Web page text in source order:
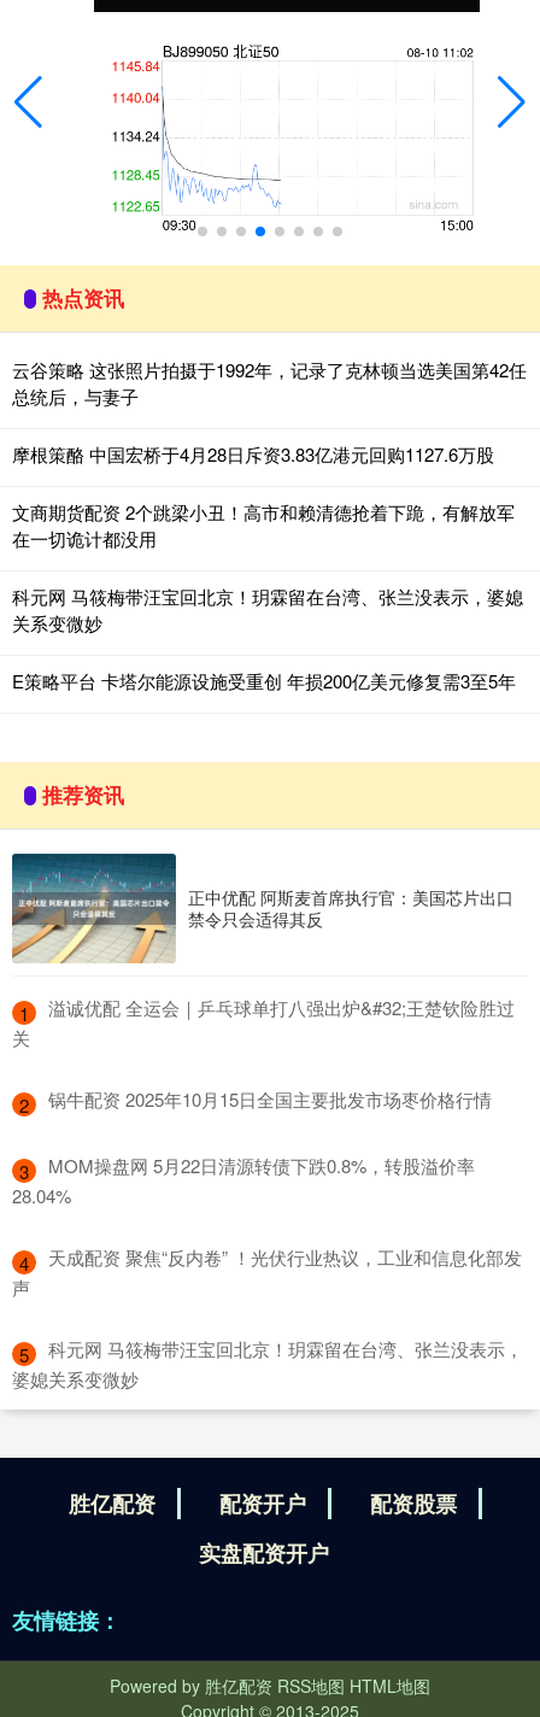
热点资讯
云谷策略 这张照片拍摄于1992年，记录了克林顿当选美国第42任
总统后，与妻子
摩根策酪 中国宏桥于4月28日斥资3.83亿港元回购1127.6万股
文商期货配资 2个跳梁小丑！高市和赖清德抢着下跪，有解放军
在一切诡计都没用
科元网 马筱梅带汪宝回北京！玥霖留在台湾、张兰没表示，婆媳
关系变微妙
E策略平台 卡塔尔能源设施受重创 年损200亿美元修复需3至5年
推荐资讯
正中优配 阿斯麦首席执行官：美国芯片出口
禁令只会适得其反
1
​溢诚优配 全运会｜乒乓球单打八强出炉&#32;王楚钦险胜过
关
2 ​锅牛配资 2025年10月15日全国主要批发市场枣价格行情
3
​MOM操盘网 5月22日清源转债下跌0.8%，转股溢价率
28.04%
4
​天成配资 聚焦“反内卷” ！光伏行业热议，工业和信息化部发
声
5
​科元网 马筱梅带汪宝回北京！玥霖留在台湾、张兰没表示，
婆媳关系变微妙
胜亿配资 配资开户
配资股票
实盘配资开户
友情链接：
Powered by 胜亿配资 RSS地图 HTML地图
Copyright © 2013-2025